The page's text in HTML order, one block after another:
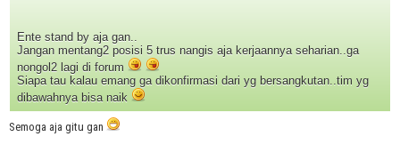
Ente stand by aja gan..
Jangan mentang2 posisi 5 trus nangis aja kerjaannya seharian..ga
nongol2 lagi di forum
Siapa tau kalau emang ga dikonfirmasi dari yg bersangkutan..tim yg
dibawahnya bisa naik
Semoga aja gitu gan